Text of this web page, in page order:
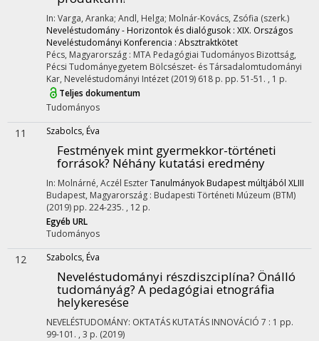
In: Varga, Aranka; Andl, Helga; Molnár-Kovács, Zsófia (szerk.)
Neveléstudomány - Horizontok és dialógusok : XIX. Országos
Neveléstudományi Konferencia : Absztraktkötet
Pécs, Magyarország : MTA Pedagógiai Tudományos Bizottság,
Pécsi Tudományegyetem Bölcsészet- és Társadalomtudományi
Kar, Neveléstudományi Intézet (2019) 618 p. pp. 51-51. , 1 p.
Teljes dokumentum
Tudományos
11 Szabolcs, Éva
Festmények mint gyermekkor-történeti
források? Néhány kutatási eredmény
In: Molnárné, Aczél EszterTanulmányok Budapest múltjából XLIII
Budapest, Magyarország : Budapesti Történeti Múzeum (BTM)
(2019) pp. 224-235. , 12 p.
Egyéb URL
Tudományos
12 Szabolcs, Éva
Neveléstudományi részdiszciplína? Önálló
tudományág? A pedagógiai etnográfia
helykeresése
NEVELÉSTUDOMÁNY: OKTATÁS KUTATÁS INNOVÁCIÓ 7 : 1 pp.
99-101. , 3 p. (2019)